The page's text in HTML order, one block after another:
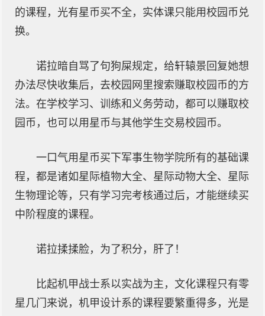
的课程，光有星币买不全，实体课只能用校园币兑
换。
诺拉暗自骂了句狗屎规定，给轩辕景回复她想
办法尽快收集后，去校园网里搜索赚取校园币的方
法。在学校学习、训练和义务劳动，都可以赚取校
园币，也可以用星币与其他学生交易校园币。
一口气用星币买下军事生物学院所有的基础课
程，都是诸如星际植物大全、星际动物大全、星际
生物理论等，只有学习完考核通过后，才能继续买
中阶程度的课程。
诺拉揉揉脸，为了积分，肝了！
比起机甲战士系以实战为主，文化课程只有零
星几门来说，机甲设计系的课程要繁重得多，光是